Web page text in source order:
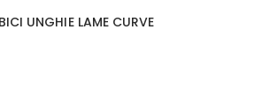
UNGHIE LAME CURVE